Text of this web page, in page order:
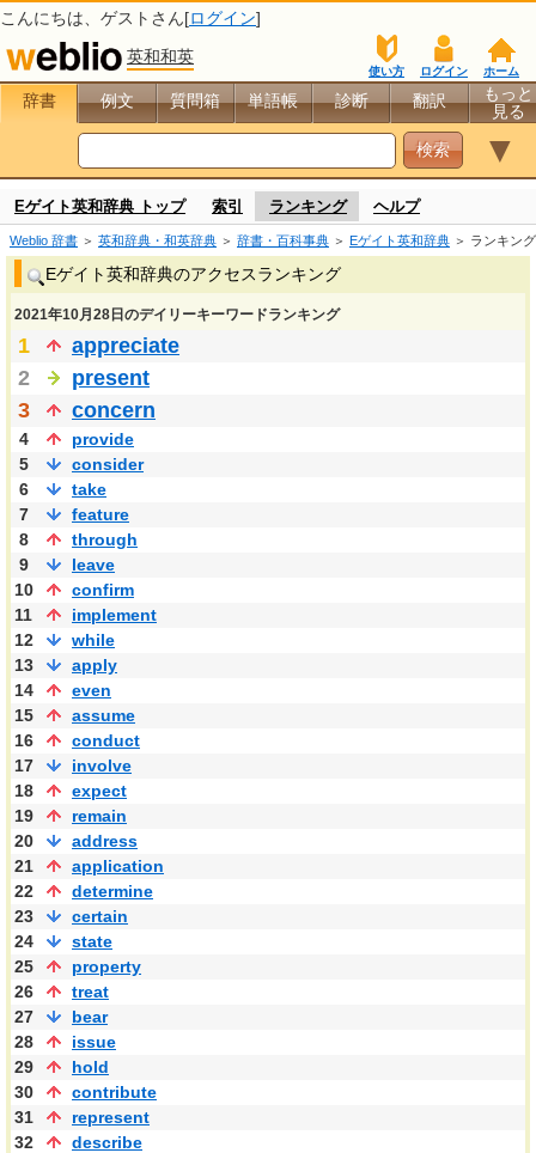
こんにちは、 ゲスト さん[ログイン]
英和和英
ホーム
ログイン
使い方
辞書 例文 質問箱 単語帳 診断 翻訳
もっと
見る
▼
Eゲイト英和辞典 トップ 索引 ランキング ヘルプ
Weblio 辞書 ＞ 英和辞典・和英辞典 ＞ 辞書・百科事典 ＞ Eゲイト英和辞典 ＞ ランキング
Eゲイト英和辞典のアクセスランキング
2021年10月28日のデイリーキーワードランキング
1
appreciate
2
present
3
concern
4
provide
5
consider
6
take
7
feature
8
through
9
leave
10
confirm
11
implement
12
while
13
apply
14
even
15
assume
16
conduct
17
involve
18
expect
19
remain
20
address
21
application
22
determine
23
certain
24
state
25
property
26
treat
27
bear
28
issue
29
hold
30
contribute
31
represent
32
describe